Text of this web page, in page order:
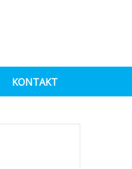
KONTAKT